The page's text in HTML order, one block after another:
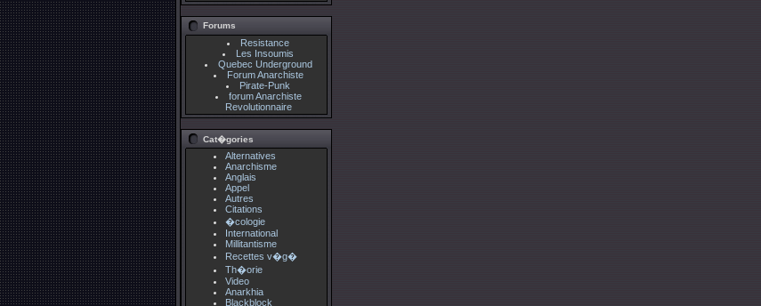
Forums
Resistance
Les Insoumis
Quebec Underground
Forum Anarchiste
Pirate-Punk
forum Anarchiste
Revolutionnaire
Cat�gories
Alternatives
Anarchisme
Anglais
Appel
Autres
Citations
�cologie
International
Millitantisme
Recettes v�g�
Th�orie
Video
Anarkhia
Blackblock